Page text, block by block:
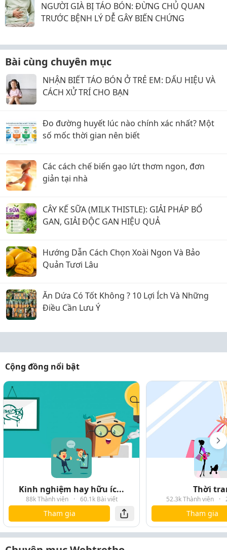
NGƯỜI GIÀ BỊ TÁO BÓN: ĐỪNG CHỦ QUAN
TRƯỚC BỆNH LÝ DỄ GÂY BIẾN CHỨNG
Bài cùng chuyên mục
NHẬN BIẾT TÁO BÓN Ở TRẺ EM: DẤU HIỆU VÀ
CÁCH XỬ TRÍ CHO BẠN
Đo đường huyết lúc nào chính xác nhất? Một
số mốc thời gian nên biết
Các cách chế biến gạo lứt thơm ngon, đơn
giản tại nhà
CÂY KẾ SỮA (MILK THISTLE): GIẢI PHÁP BỔ
GAN, GIẢI ĐỘC GAN HIỆU QUẢ
Hướng Dẫn Cách Chọn Xoài Ngon Và Bảo
Quản Tươi Lâu
Ăn Dứa Có Tốt Không ? 10 Lợi Ích Và Những
Điều Cần Lưu Ý
Cộng đồng nổi bật
Kinh nghiệm hay hữu íc...
88k Thành viên · 60.1k Bài viết
Tham gia
Thời
52.3k Thành viên ·
Tham gia